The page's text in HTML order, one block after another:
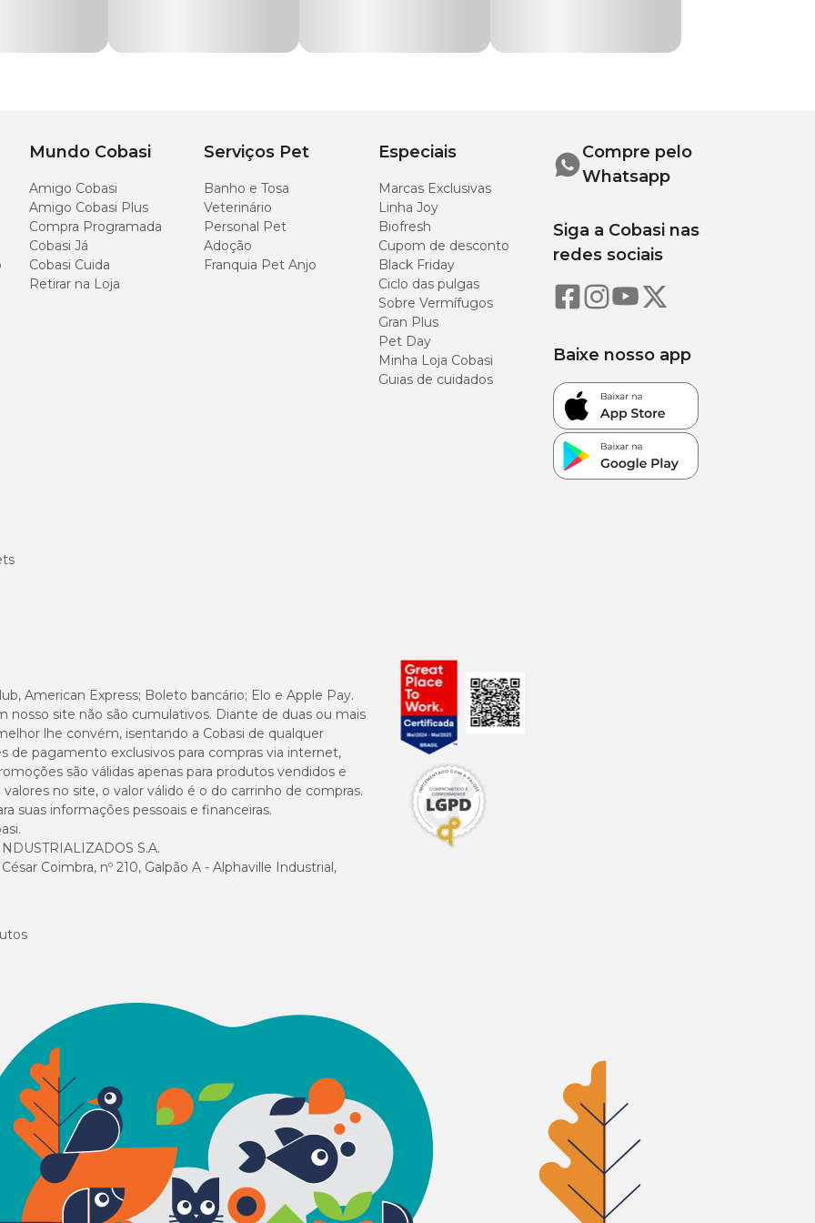
37 a 40 cm
47 a 50 cm
Mundo Cobasi
Amigo Cobasi
Amigo Cobasi Plus
Compra Programada
Cobasi Já
Cobasi Cuida
Retirar na Loja
Serviços Pet
Banho e Tosa
Veterinário
Personal Pet
Adoção
Franquia Pet Anjo
Especiais
Marcas Exclusivas
Linha Joy
Biofresh
Cupom de desconto
Black Friday
Ciclo das pulgas
Sobre Vermífugos
Gran Plus
Pet Day
Minha Loja Cobasi
Guias de cuidados
Compre pelo
Whatsapp
Siga a Cobasi nas
redes sociais
Baixe nosso app
American Express; Boleto bancário; Elo e Apple Pay.
nosso site não são cumulativos. Diante de duas ou mais
lhe convém, isentando a Cobasi de qualquer
de pagamento exclusivos para compras via internet,
são válidas apenas para produtos vendidos e
no site, o valor válido é o do carrinho de compras.
suas informações pessoais e financeiras.
S.A.
Coimbra, nº 210, Galpão A - Alphaville Industrial,